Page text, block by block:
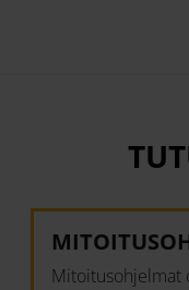
Mitoitusohjelmat